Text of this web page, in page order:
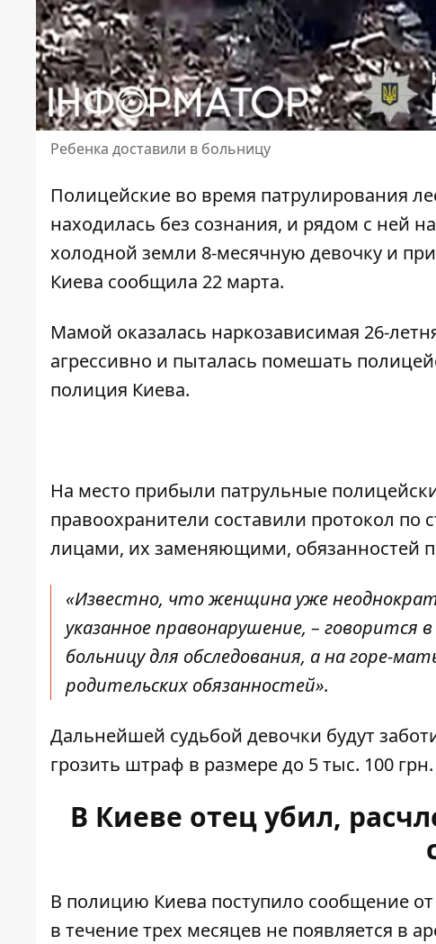
Ребенка доставили в больницу
Полицейские во время патрулирования
находилась без сознания, и рядом с ней
холодной земли 8-месячную девочку и
Киева сообщила 22 марта.
Мамой оказалась наркозависимая 26-
агрессивно и пыталась помешать
полиция Киева.
На место прибыли патрульные
правоохранители составили протокол
лицами, их заменяющими, обязанностей
«Известно, что женщина уже
указанное правонарушение, – говорится
больницу для обследования, а на горе-
родительских обязанностей».
Дальнейшей судьбой девочки будут
грозить штраф в размере до 5 тыс. 100 грн.
В Киеве отец убил,
В полицию Киева поступило сообщение
в течение трех месяцев не появляется в